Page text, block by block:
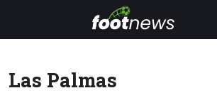
Las Palmas